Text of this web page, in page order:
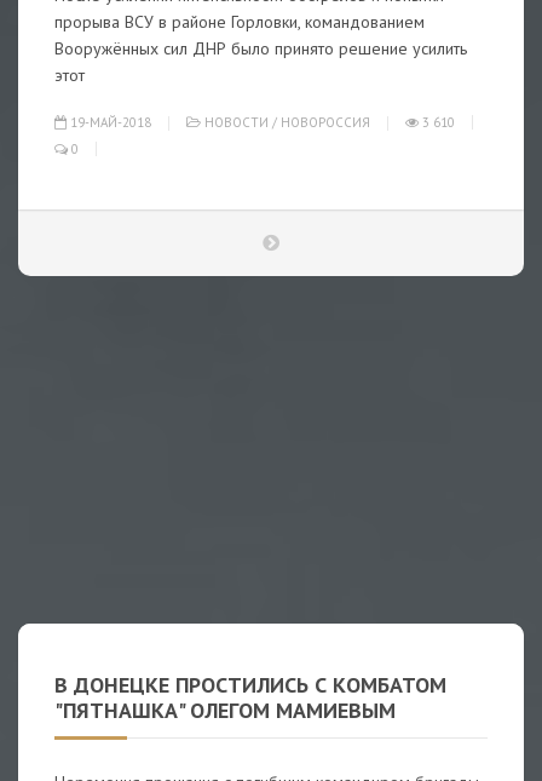
прорыва ВСУ в районе Горловки, командованием
Вооружённых сил ДНР было принято решение усилить
этот
19-МАЙ-2018 НОВОСТИ / НОВОРОССИЯ
3 610
0
В ДОНЕЦКЕ ПРОСТИЛИСЬ С КОМБАТОМ
"ПЯТНАШКА" ОЛЕГОМ МАМИЕВЫМ